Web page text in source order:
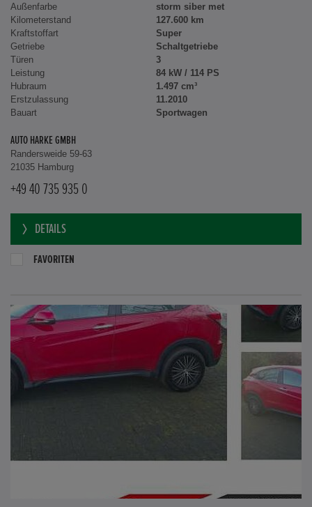
Außenfarbe
storm siber met
Kilometerstand
127.600 km
Kraftstoffart
Super
Getriebe
Schaltgetriebe
Türen
3
Leistung
84 kW / 114 PS
Hubraum
1.497 cm³
Erstzulassung
11.2010
Bauart
Sportwagen
AUTO HARKE GMBH
Randersweide 59-63
21035 Hamburg
+49 40 735 935 0
DETAILS
FAVORITEN